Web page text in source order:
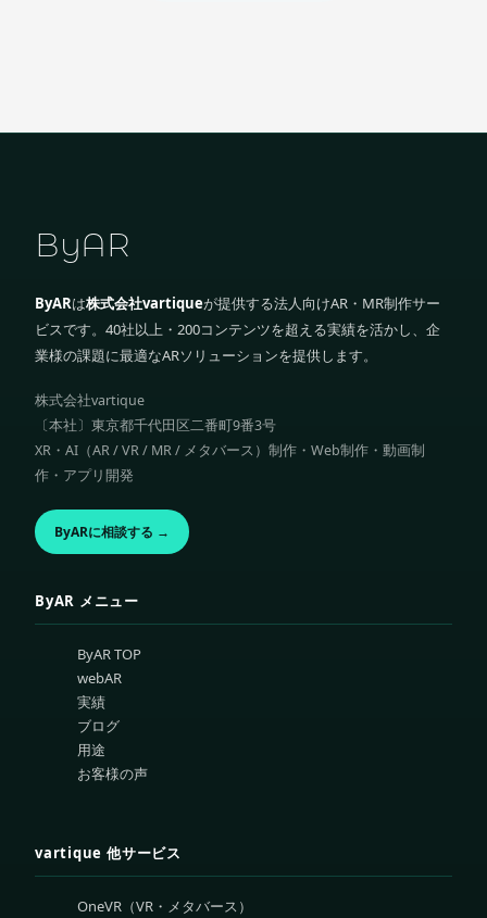
ByAR
ByARは株式会社vartiqueが提供する法人向けAR・MR制作サー
ビスです。40社以上・200コンテンツを超える実績を活かし、企
業様の課題に最適なARソリューションを提供します。
株式会社vartique
〔本社〕東京都千代田区二番町9番3号
XR・AI（AR / VR / MR / メタバース）制作・Web制作・動画制
作・アプリ開発
ByARに相談する →
ByAR メニュー
ByAR TOP
webAR
実績
ブログ
用途
お客様の声
vartique 他サービス
OneVR（VR・メタバース）